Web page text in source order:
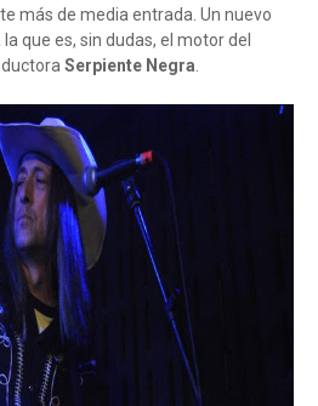
más de media entrada. Un nuevo
que es, sin dudas, el motor del
Serpiente Negra.